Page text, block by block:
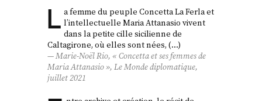
L a femme du peuple Concetta La Ferla et
l’intellectuelle Maria Attanasio vivent
dans la petite cille sicilienne de
Caltagirone, où elles sont nées, (…)
Marie‑Noël Rio, «Concetta et ses femmesde
Maria Attanasio »,Le Monde diplomatique,
juillet 2021